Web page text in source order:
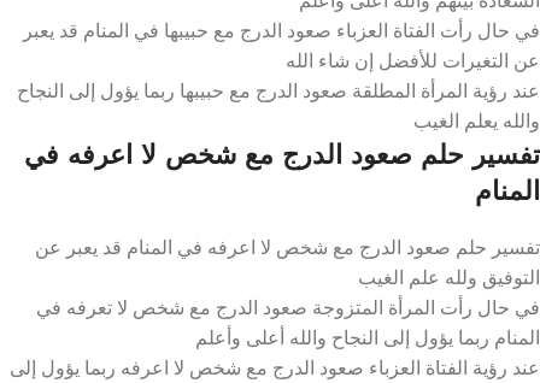
في حال رأت الفتاة العزباء صعود الدرج مع حبيبها في المنام قد يعبر
عن التغيرات للأفضل إن شاء الله
عند رؤية المرأة المطلقة صعود الدرج مع حبيبها ربما يؤول إلى النجاح
والله يعلم الغيب
تفسير حلم صعود الدرج مع شخص لا اعرفه في
المنام
تفسير حلم صعود الدرج مع شخص لا اعرفه في المنام قد يعبر عن
التوفيق ولله علم الغيب
في حال رأت المرأة المتزوجة صعود الدرج مع شخص لا تعرفه في
المنام ربما يؤول إلى النجاح والله أعلى وأعلم
عند رؤية الفتاة العزباء صعود الدرج مع شخص لا اعرفه ربما يؤول إلى